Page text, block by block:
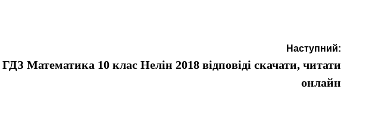
Наступний:
Математика 10 клас Нелін 2018 відповіді скачати, читати
онлайн